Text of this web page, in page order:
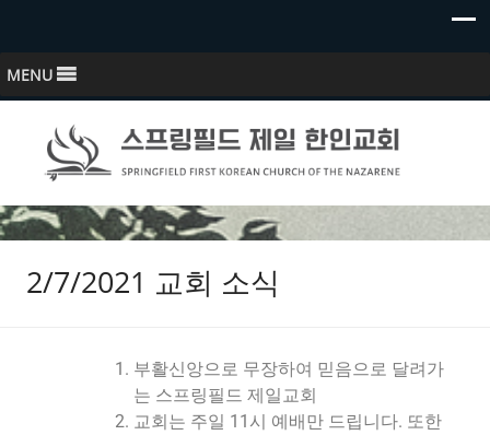
MENU
스프링필드 제일한인교회
Springfield First Korean Church of the Nazarene
2/7/2021 교회 소식
부활신앙으로 무장하여 믿음으로 달려가
는 스프링필드 제일교회
교회는 주일 11시 예배만 드립니다. 또한